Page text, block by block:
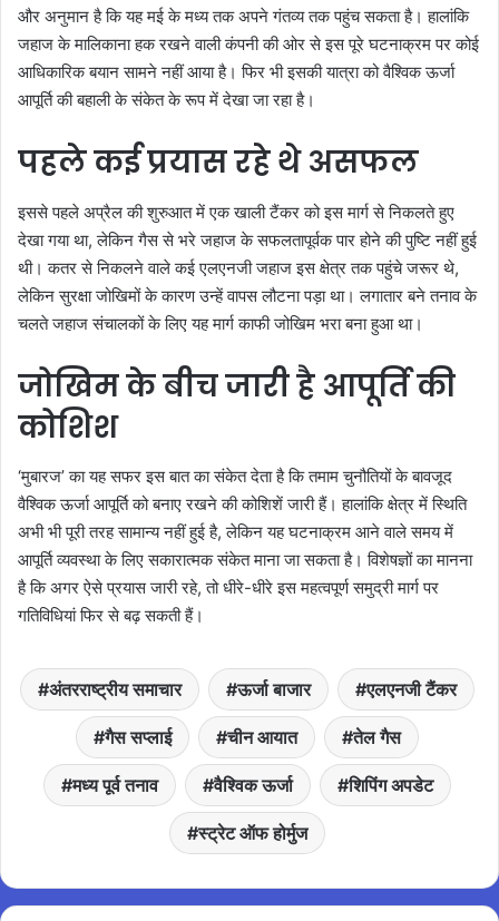
और अनुमान है कि यह मई के मध्य तक अपने गंतव्य तक पहुंच सकता है। हालांकि
जहाज के मालिकाना हक रखने वाली कंपनी की ओर से इस पूरे घटनाक्रम पर कोई
आधिकारिक बयान सामने नहीं आया है। फिर भी इसकी यात्रा को वैश्विक ऊर्जा
आपूर्ति की बहाली के संकेत के रूप में देखा जा रहा है।
पहले कई प्रयास रहे थे असफल
इससे पहले अप्रैल की शुरुआत में एक खाली टैंकर को इस मार्ग से निकलते हुए
देखा गया था, लेकिन गैस से भरे जहाज के सफलतापूर्वक पार होने की पुष्टि नहीं हुई
थी। कतर से निकलने वाले कई एलएनजी जहाज इस क्षेत्र तक पहुंचे जरूर थे,
लेकिन सुरक्षा जोखिमों के कारण उन्हें वापस लौटना पड़ा था। लगातार बने तनाव के
चलते जहाज संचालकों के लिए यह मार्ग काफी जोखिम भरा बना हुआ था।
जोखिम के बीच जारी है आपूर्ति की
कोशिश
‘मुबारज’ का यह सफर इस बात का संकेत देता है कि तमाम चुनौतियों के बावजूद
वैश्विक ऊर्जा आपूर्ति को बनाए रखने की कोशिशें जारी हैं। हालांकि क्षेत्र में स्थिति
अभी भी पूरी तरह सामान्य नहीं हुई है, लेकिन यह घटनाक्रम आने वाले समय में
आपूर्ति व्यवस्था के लिए सकारात्मक संकेत माना जा सकता है। विशेषज्ञों का मानना
है कि अगर ऐसे प्रयास जारी रहे, तो धीरे-धीरे इस महत्वपूर्ण समुद्री मार्ग पर
गतिविधियां फिर से बढ़ सकती हैं।
अंतरराष्ट्रीय समाचार ऊर्जा बाजार एलएनजी टैंकर
गैस सप्लाई चीन आयात तेल गैस
मध्य पूर्व तनाव वैश्विक ऊर्जा शिपिंग अपडेट
स्ट्रेट ऑफ होर्मुज